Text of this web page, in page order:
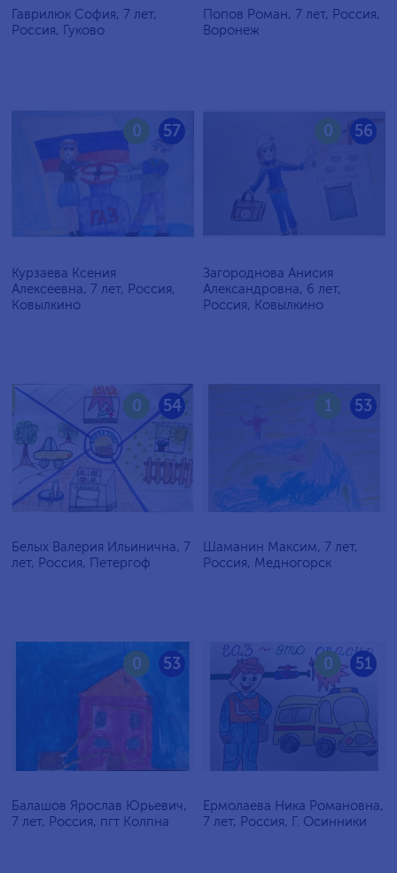
Гаврилюк София, 7 лет,
Россия, Гуково
Попов Роман, 7 лет, Россия,
Воронеж
57
0
Курзаева Ксения
Алексеевна, 7 лет, Россия,
Ковылкино
56
0
Загороднова Анисия
Александровна, 6 лет,
Россия, Ковылкино
54
0
Белых Валерия Ильинична, 7
лет, Россия, Петергоф
53
1
Шаманин Максим, 7 лет,
Россия, Медногорск
53
0
Балашов Ярослав Юрьевич,
7 лет, Россия, пгт Колпна
51
0
Ермолаева Ника Романовна,
7 лет, Россия, Г. Осинники